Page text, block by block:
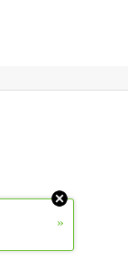
»